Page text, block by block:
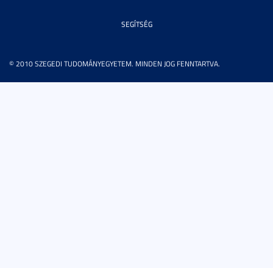
© 2010 SZEGEDI TUDOMÁNYEGYETEM. MINDEN JOG FENNTARTVA.
SEGÍTSÉG